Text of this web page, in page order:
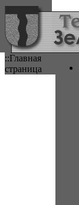
::Главная
страница